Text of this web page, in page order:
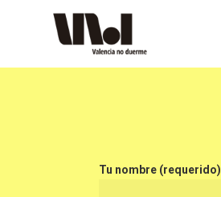
Tu nombre (requerido)